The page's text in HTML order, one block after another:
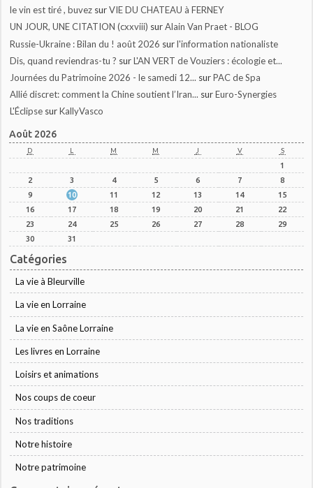
le vin est tiré , buvez surVIE DU CHATEAU à FERNEY
UN JOUR, UNE CITATION (cxxviii) surAlain Van Praet - BLOG
Russie-Ukraine : Bilan du ! août 2026 surl'information nationaliste
Dis, quand reviendras-tu ? surL'AN VERT de Vouziers : écologie et...
Journées du Patrimoine 2026 - le samedi 12... surPAC de Spa
Allié discret: comment la Chine soutient l’Iran... surEuro-Synergies
L'Éclipse surKallyVasco
Août 2026
D L M M J V S
1
2
3 4 5 6 7
8
9
10 11 12 13 14
15
16
17 18 19 20 21
22
23
24 25 26 27 28
29
30
31
Catégories
La vie à Bleurville
La vie en Lorraine
La vie en Saône Lorraine
Les livres en Lorraine
Loisirs et animations
Nos coups de coeur
Nos traditions
Notre histoire
Notre patrimoine